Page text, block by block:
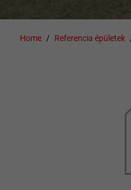
Home Referencia épületek